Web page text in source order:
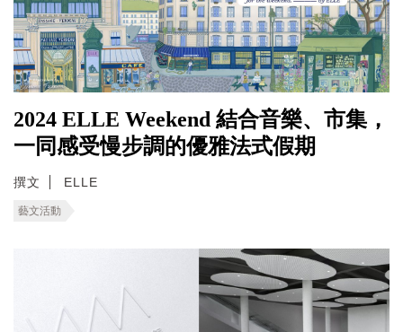
2024 ELLE Weekend 結合音樂、市集，
一同感受慢步調的優雅法式假期
撰文 ELLE
藝文活動